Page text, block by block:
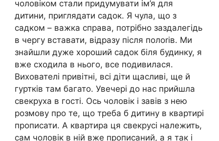
чоловіком стали придумувати ім’я для
дитини, приглядати садок. Я чула, що з
садком – важка справа, потрібно заздалегідь
в чергу вставати, відразу після полоrів. Ми
знайшли дуже хороший садок біля будинку, я
вже сходила в нього, все подивилася.
Вихователі привітні, всі діти щасливі, ще й
гуртків там багато. Увечері до нас прийшла
свекруха в гості. Ось чоловік і завів з нею
розмову про те, що треба б дитину в квартирі
прописати. А квартира ця свекрусі належить,
сам чоловік в ній вже прописаний, а я так і